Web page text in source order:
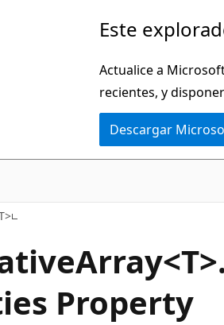
Este
Actualice a
recientes, y
Descargar
Property